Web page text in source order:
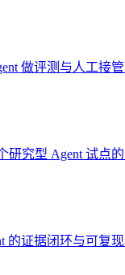
做评测与人工接管
研究型 Agent 试点
的证据闭环与可复